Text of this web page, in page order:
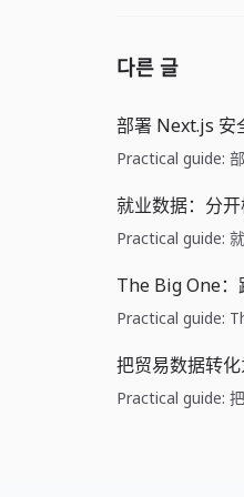
다른 글
部署 Next.js 安
Practical guide:
就业数据：分
Practical guide:
The Big One：
Practical guide:
把贸易数据转
Practical guide: